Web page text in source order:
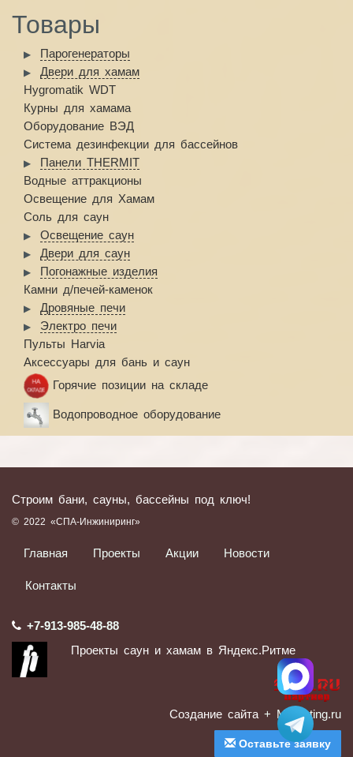
Товары
Парогенераторы
Двери для хамам
Hygromatik WDT
Курны для хамама
Оборудование ВЭД
Система дезинфекции для бассейнов
Панели THERMIT
Водные аттракционы
Освещение для Хамам
Соль для саун
Освещение саун
Двери для саун
Погонажные изделия
Камни д/печей-каменок
Дровяные печи
Электро печи
Пульты Harvia
Аксессуары для бань и саун
Горячие позиции на складе
Водопроводное оборудование
Строим бани, сауны, бассейны под ключ!
© 2022 «СПА-Инжиниринг»
Главная Проекты Акции Новости
Контакты
+7-913-985-48-88
Проекты саун и хамам в Яндекс.Ритме
Создание сайта + Marketing.ru
Оставьте заявку